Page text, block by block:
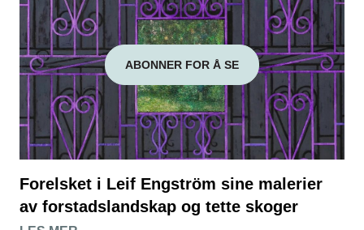
ABONNER FOR Å SE
Forelsket i Leif Engström sine malerier
av forstadslandskap og tette skoger